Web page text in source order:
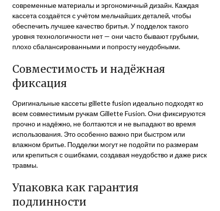
современные материалы и эргономичный дизайн. Каждая
кассета создаётся с учётом мельчайших деталей, чтобы
обеспечить лучшее качество бритья. У подделок такого
уровня технологичности нет — они часто бывают грубыми,
плохо сбалансированными и попросту неудобными.
Совместимость и надёжная
фиксация
Оригинальные кассеты gillette fusion идеально подходят ко
всем совместимым ручкам Gillette Fusion. Они фиксируются
прочно и надёжно, не болтаются и не выпадают во время
использования. Это особенно важно при быстром или
влажном бритье. Подделки могут не подойти по размерам
или крепиться с ошибками, создавая неудобство и даже риск
травмы.
Упаковка как гарантия
подлинности